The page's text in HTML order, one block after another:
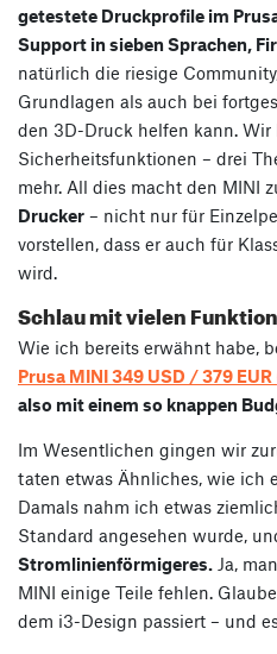
getestete Druckprofile im
Support in sieben Sprachen,
natürlich die riesige
Grundlagen als auch bei
den 3D-Druck helfen kann. Wir
Sicherheitsfunktionen – drei
mehr. All dies macht den MINI
Drucker – nicht nur für
vorstellen, dass er auch für
wird.
Schlau mit vielen
Wie ich bereits erwähnt habe,
Prusa MINI 349 USD / 379
also mit einem so knappen
Im Wesentlichen gingen wir
taten etwas Ähnliches, wie ich
Damals nahm ich etwas
Standard angesehen wurde,
Stromlinienförmigeres. Ja,
MINI einige Teile fehlen.
dem i3-Design passiert – und